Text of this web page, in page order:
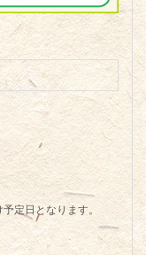
定日となります。